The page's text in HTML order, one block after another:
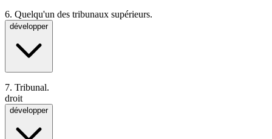
6. Quelqu'un des tribunaux supérieurs.
développer
7. Tribunal.
droit
développer